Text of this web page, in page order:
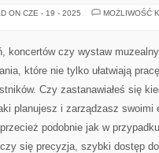
ON CZE - 19 - 2025
MOŻLIWOŚĆ
koncertów czy wystaw
które nie tylko ułatwiają
Czy zastanawiałeś się
planujesz i zarządzasz swoimi
podobnie jak w
się precyzja, szybki dostęp